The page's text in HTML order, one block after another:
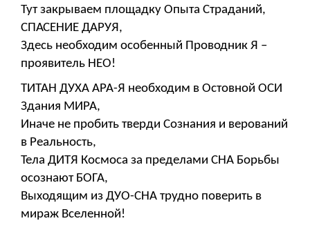
Тут закрываем площадку Опыта Страданий,
СПАСЕНИЕ ДАРУЯ,
Здесь необходим особенный Проводник Я –
проявитель НЕО!
ТИТАН ДУХА АРА-Я необходим в Остовной ОСИ
Здания МИРА,
Иначе не пробить тверди Сознания и верований
в Реальность,
Тела ДИТЯ Космоса за пределами СНА Борьбы
осознают БОГА,
Выходящим из ДУО-СНА трудно поверить в
мираж Вселенной!